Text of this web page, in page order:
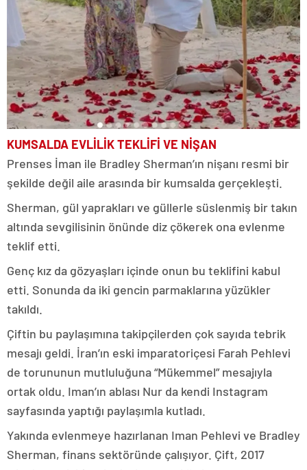
KUMSALDA EVLİLİK TEKLİFİ VE NİŞAN
Prenses İman ile Bradley Sherman’ın nişanı resmi bir
şekilde değil aile arasında bir kumsalda gerçekleşti.
Sherman, gül yaprakları ve güllerle süslenmiş bir takın
altında sevgilisinin önünde diz çökerek ona evlenme
teklif etti.
Genç kız da gözyaşları içinde onun bu teklifini kabul
etti. Sonunda da iki gencin parmaklarına yüzükler
takıldı.
Çiftin bu paylaşımına takipçilerden çok sayıda tebrik
mesajı geldi. İran’ın eski imparatoriçesi Farah Pehlevi
de torununun mutluluğuna “Mükemmel” mesajıyla
ortak oldu. Iman’ın ablası Nur da kendi Instagram
sayfasında yaptığı paylaşımla kutladı.
Yakında evlenmeye hazırlanan Iman Pehlevi ve Bradley
Sherman, finans sektöründe çalışıyor. Çift, 2017